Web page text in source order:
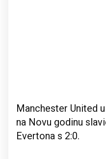
Manchester United
na Novu godinu
Evertona s 2:0.